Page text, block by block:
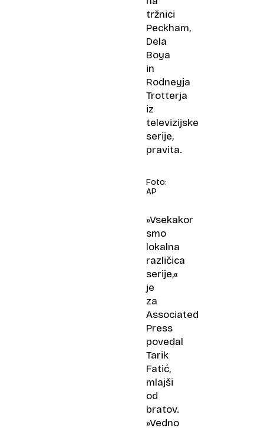
tržnici
Peckham,
Dela
Boya
in
Rodneyja
Trotterja
iz
televizijske
serije,
pravita.
Foto:
AP
»Vsekakor
smo
lokalna
različica
serije,«
je
za
Associated
Press
povedal
Tarik
Fatić,
mlajši
od
bratov.
»Vedno